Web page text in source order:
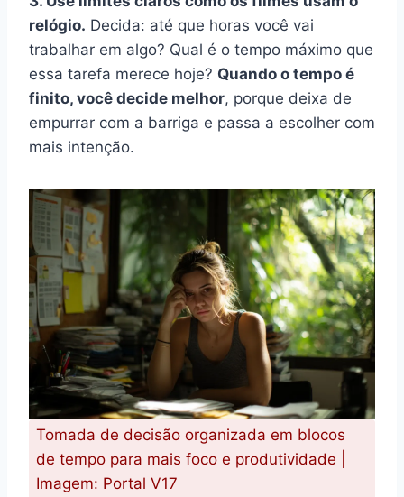
relógio. Decida: até que horas você vai
trabalhar em algo? Qual é o tempo máximo que
essa tarefa merece hoje? Quando o tempo é
finito, você decide melhor, porque deixa de
empurrar com a barriga e passa a escolher com
mais intenção.
Tomada de decisão organizada em blocos
de tempo para mais foco e produtividade |
Imagem: Portal V17